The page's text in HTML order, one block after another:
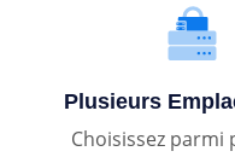
Plusieurs
Choisissez parmi